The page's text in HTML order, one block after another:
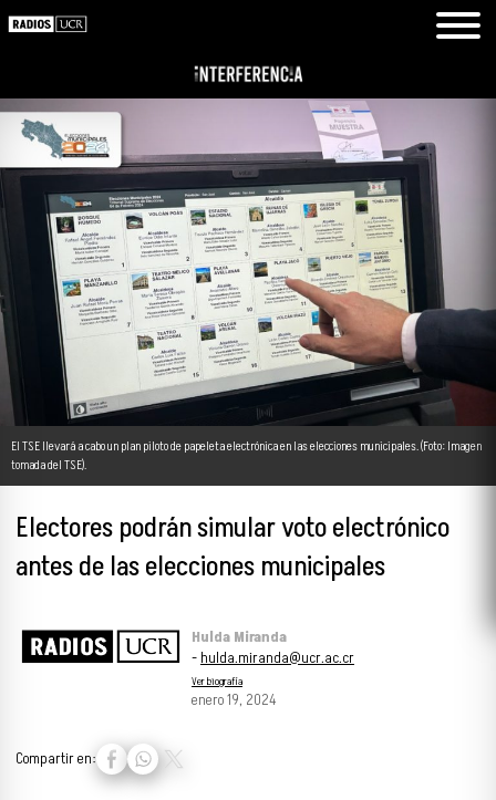
El TSE llevará a cabo un plan piloto de papeleta electrónica en las elecciones municipales. (Foto: Imagen
tomada del TSE).
Electores podrán simular voto electrónico
antes de las elecciones municipales
Hulda Miranda
- hulda.miranda@ucr.ac.cr
Ver biografía
enero 19, 2024
Compartir en: